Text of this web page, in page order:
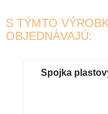
S TÝMTO
OBJEDNÁVAJÚ:
Spojka